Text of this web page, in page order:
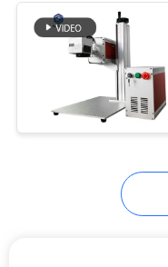
Mesin
Laser